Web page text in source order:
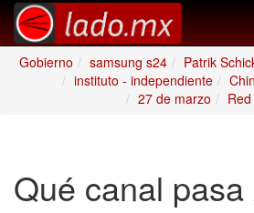
Gobierno
samsung s24 Patrik
instituto - independiente
27 de marzo
Qué canal